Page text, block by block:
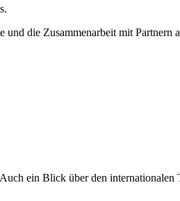
die Zusammenarbeit mit Partnern
ein Blick über den internationalen